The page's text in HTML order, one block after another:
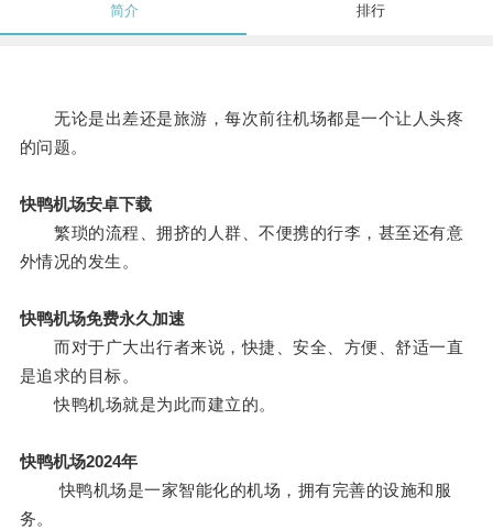
简介 排行
无论是出差还是旅游，每次前往机场都是一个让人头疼
的问题。
快鸭机场安卓下载
繁琐的流程、拥挤的人群、不便携的行李，甚至还有意
外情况的发生。
快鸭机场免费永久加速
而对于广大出行者来说，快捷、安全、方便、舒适一直
是追求的目标。
快鸭机场就是为此而建立的。
快鸭机场2024年
快鸭机场是一家智能化的机场，拥有完善的设施和服
务。